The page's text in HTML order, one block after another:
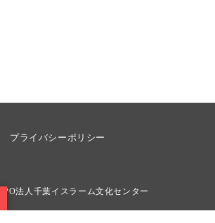
プライバシーポリシー
NPO法人千葉イスラーム文化センター